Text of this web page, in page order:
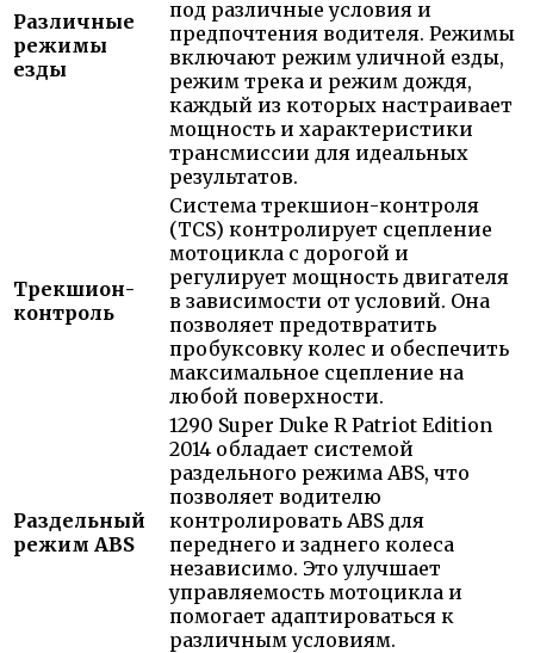
Различные
режимы
езды
под различные условия и
предпочтения водителя. Режимы
включают режим уличной езды,
режим трека и режим дождя,
каждый из которых настраивает
мощность и характеристики
трансмиссии для идеальных
результатов.
Трекшион-
контроль
Система трекшион-контроля
(TCS) контролирует сцепление
мотоцикла с дорогой и
регулирует мощность двигателя
в зависимости от условий. Она
позволяет предотвратить
пробуксовку колес и обеспечить
максимальное сцепление на
любой поверхности.
Раздельный
режим ABS
1290 Super Duke R Patriot Edition
2014 обладает системой
раздельного режима ABS, что
позволяет водителю
контролировать ABS для
переднего и заднего колеса
независимо. Это улучшает
управляемость мотоцикла и
помогает адаптироваться к
различным условиям.